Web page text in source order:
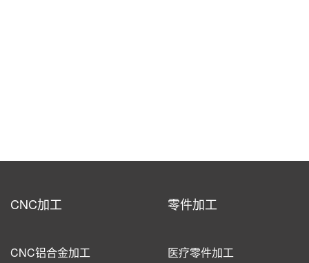
CNC加工
CNC铝合金加工
零件加工
医疗零件加工